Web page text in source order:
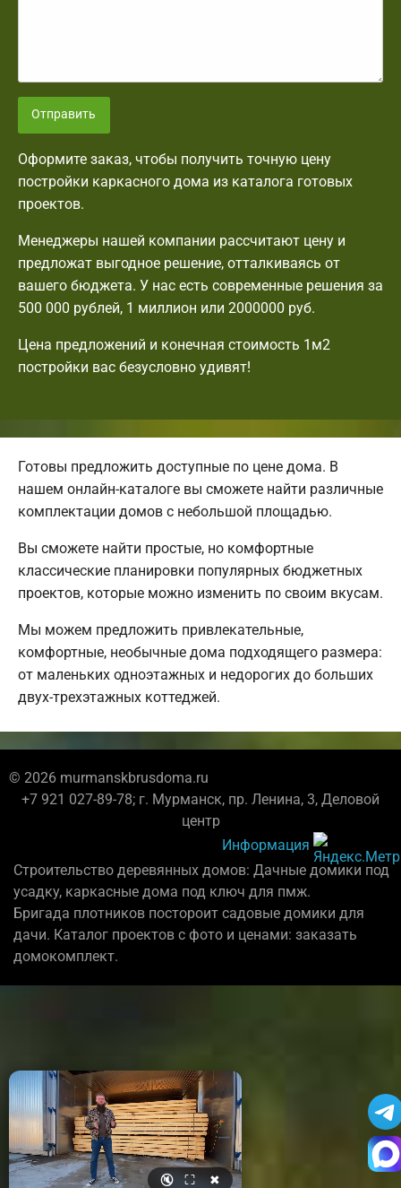
Отправить
Оформите заказ, чтобы получить точную цену
постройки каркасного дома из каталога готовых
проектов.
Менеджеры нашей компании рассчитают цену и
предложат выгодное решение, отталкиваясь от
вашего бюджета. У нас есть современные решения за
500 000 рублей, 1 миллион или 2000000 руб.
Цена предложений и конечная стоимость 1м2
постройки вас безусловно удивят!
Готовы предложить доступные по цене дома. В
нашем онлайн-каталоге вы сможете найти различные
комплектации домов с небольшой площадью.
Вы сможете найти простые, но комфортные
классические планировки популярных бюджетных
проектов, которые можно изменить по своим вкусам.
Мы можем предложить привлекательные,
комфортные, необычные дома подходящего размера:
от маленьких одноэтажных и недорогих до больших
двух-трехэтажных коттеджей.
© 2026 murmanskbrusdoma.ru
+7 921 027-89-78; г. Мурманск, пр. Ленина, 3, Деловой
центр
Информация
Строительство деревянных домов: Дачные домики под
усадку, каркасные дома под ключ для пмж.
Бригада плотников постороит садовые домики для
дачи. Каталог проектов с фото и ценами: заказать
домокомплект.
🔇 ⛶ ✖